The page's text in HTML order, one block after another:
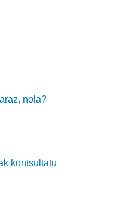
nola?
kontsultatu